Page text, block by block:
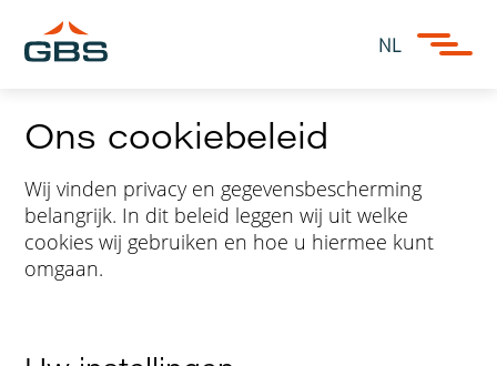
NL
Ons cookiebeleid
Wij vinden privacy en gegevensbescherming
belangrijk. In dit beleid leggen wij uit welke
cookies wij gebruiken en hoe u hiermee kunt
omgaan.